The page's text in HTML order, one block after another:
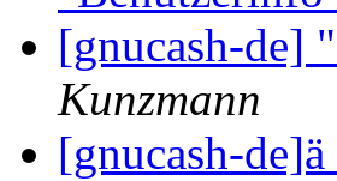
[gnucash-de]
Kunzmann
[gnucash-de]ä